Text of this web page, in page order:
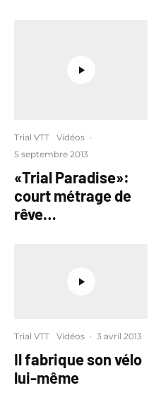
Trial VTT Vidéos ·
5 septembre 2013
«Trial Paradise»:
court métrage de
rêve…
Trial VTT Vidéos · 3 avril 2013
Il fabrique son vélo
lui-même